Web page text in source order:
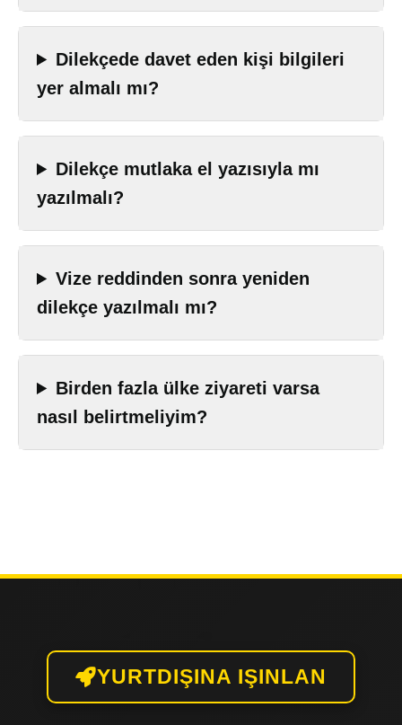
Dilekçede davet eden kişi bilgileri
yer almalı mı?
Dilekçe mutlaka el yazısıyla mı
yazılmalı?
Vize reddinden sonra yeniden
dilekçe yazılmalı mı?
Birden fazla ülke ziyareti varsa
nasıl belirtmeliyim?
YURTDIŞINA IŞINLAN